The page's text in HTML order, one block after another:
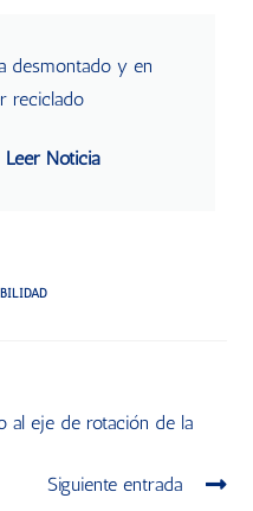
desmontado y en
reciclado
Noticia
al eje de rotación de la
Siguiente entrada